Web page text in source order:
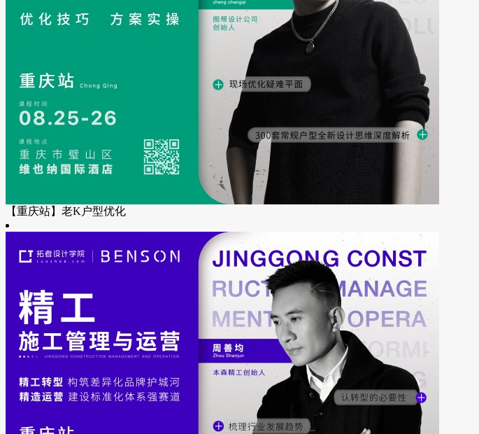
【重庆站】老K户型优化